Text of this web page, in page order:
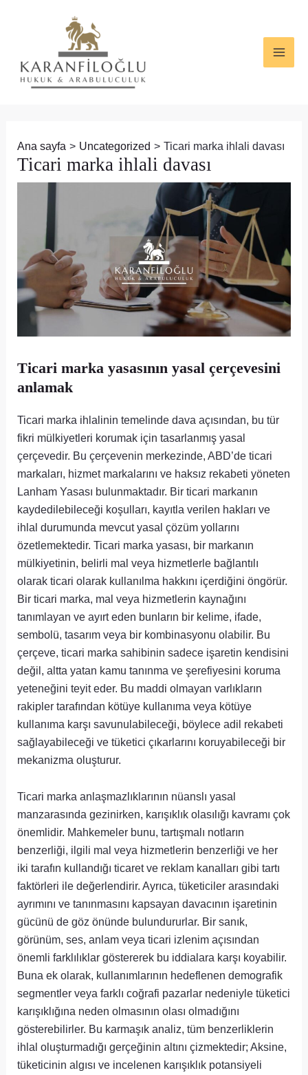
Ana sayfa Uncategorized Ticari marka ihlali davası
Ticari marka ihlali davası
Ticari marka yasasının yasal çerçevesini
anlamak
Ticari marka ihlalinin temelinde dava açısından, bu tür
fikri mülkiyetleri korumak için tasarlanmış yasal
çerçevedir. Bu çerçevenin merkezinde, ABD’de ticari
markaları, hizmet markalarını ve haksız rekabeti yöneten
Lanham Yasası bulunmaktadır. Bir ticari markanın
kaydedilebileceği koşulları, kayıtla verilen hakları ve
ihlal durumunda mevcut yasal çözüm yollarını
özetlemektedir. Ticari marka yasası, bir markanın
mülkiyetinin, belirli mal veya hizmetlerle bağlantılı
olarak ticari olarak kullanılma hakkını içerdiğini öngörür.
Bir ticari marka, mal veya hizmetlerin kaynağını
tanımlayan ve ayırt eden bunların bir kelime, ifade,
sembolü, tasarım veya bir kombinasyonu olabilir. Bu
çerçeve, ticari marka sahibinin sadece işaretin kendisini
değil, altta yatan kamu tanınma ve şerefiyesini koruma
yeteneğini teyit eder. Bu maddi olmayan varlıkların
rakipler tarafından kötüye kullanıma veya kötüye
kullanıma karşı savunulabileceği, böylece adil rekabeti
sağlayabileceği ve tüketici çıkarlarını koruyabileceği bir
mekanizma oluşturur.
Ticari marka anlaşmazlıklarının nüanslı yasal
manzarasında gezinirken, karışıklık olasılığı kavramı çok
önemlidir. Mahkemeler bunu, tartışmalı notların
benzerliği, ilgili mal veya hizmetlerin benzerliği ve her
iki tarafın kullandığı ticaret ve reklam kanalları gibi tartı
faktörleri ile değerlendirir. Ayrıca, tüketiciler arasındaki
ayrımını ve tanınmasını kapsayan davacının işaretinin
gücünü de göz önünde bulundururlar. Bir sanık,
görünüm, ses, anlam veya ticari izlenim açısından
önemli farklılıklar göstererek bu iddialara karşı koyabilir.
Buna ek olarak, kullanımlarının hedeflenen demografik
segmentler veya farklı coğrafi pazarlar nedeniyle tüketici
karışıklığına neden olmasının olası olmadığını
gösterebilirler. Bu karmaşık analiz, tüm benzerliklerin
ihlal oluşturmadığı gerçeğinin altını çizmektedir; Aksine,
tüketicinin algısı ve incelenen karışıklık potansiyeli